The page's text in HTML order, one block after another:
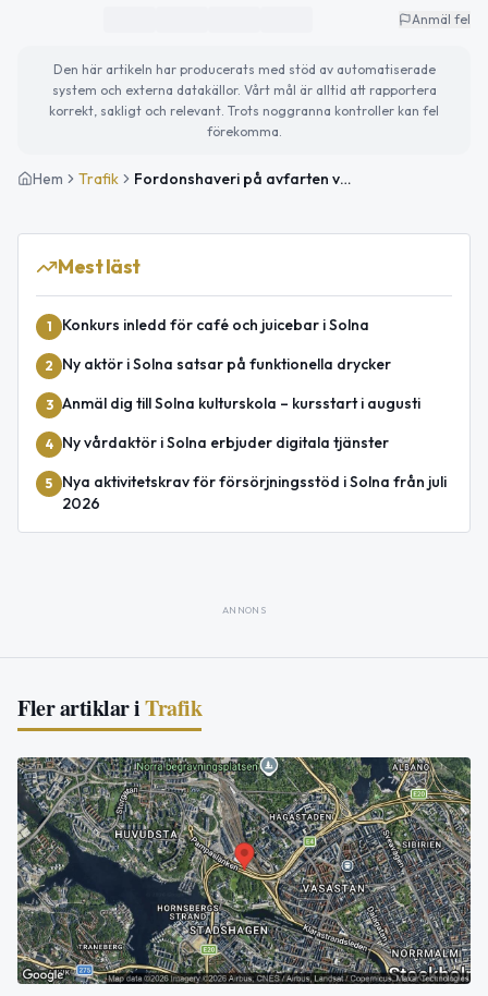
Anmäl fel
Den här artikeln har producerats med stöd av automatiserade
system och externa datakällor. Vårt mål är alltid att rapportera
korrekt, sakligt och relevant. Trots noggranna kontroller kan fel
förekomma.
Hem Trafik Fordonshaveri på avfarten vid Frösundaleden vid Trafikplats Haga Norra
Mest läst
1 Konkurs inledd för café och juicebar i Solna
2 Ny aktör i Solna satsar på funktionella drycker
3 Anmäl dig till Solna kulturskola – kursstart i augusti
4 Ny vårdaktör i Solna erbjuder digitala tjänster
5
Nya aktivitetskrav för försörjningsstöd i Solna från juli
2026
ANNONS
Fler artiklar iTrafik